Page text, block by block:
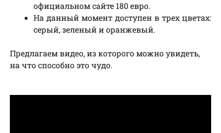
официальном сайте 180 евро.
На данный момент доступен в трех цветах:
серый, зеленый и оранжевый.
Предлагаем видео, из которого можно увидеть,
на что способно это чудо.